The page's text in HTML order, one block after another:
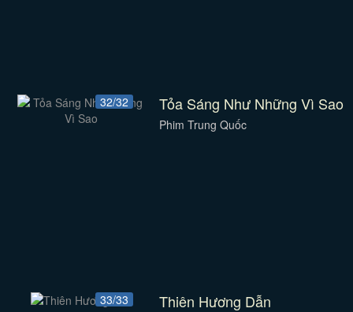
32/32 Tỏa Sáng Như Những Vì Sao
Phim Trung Quốc
33/33 Thiên Hương Dẫn